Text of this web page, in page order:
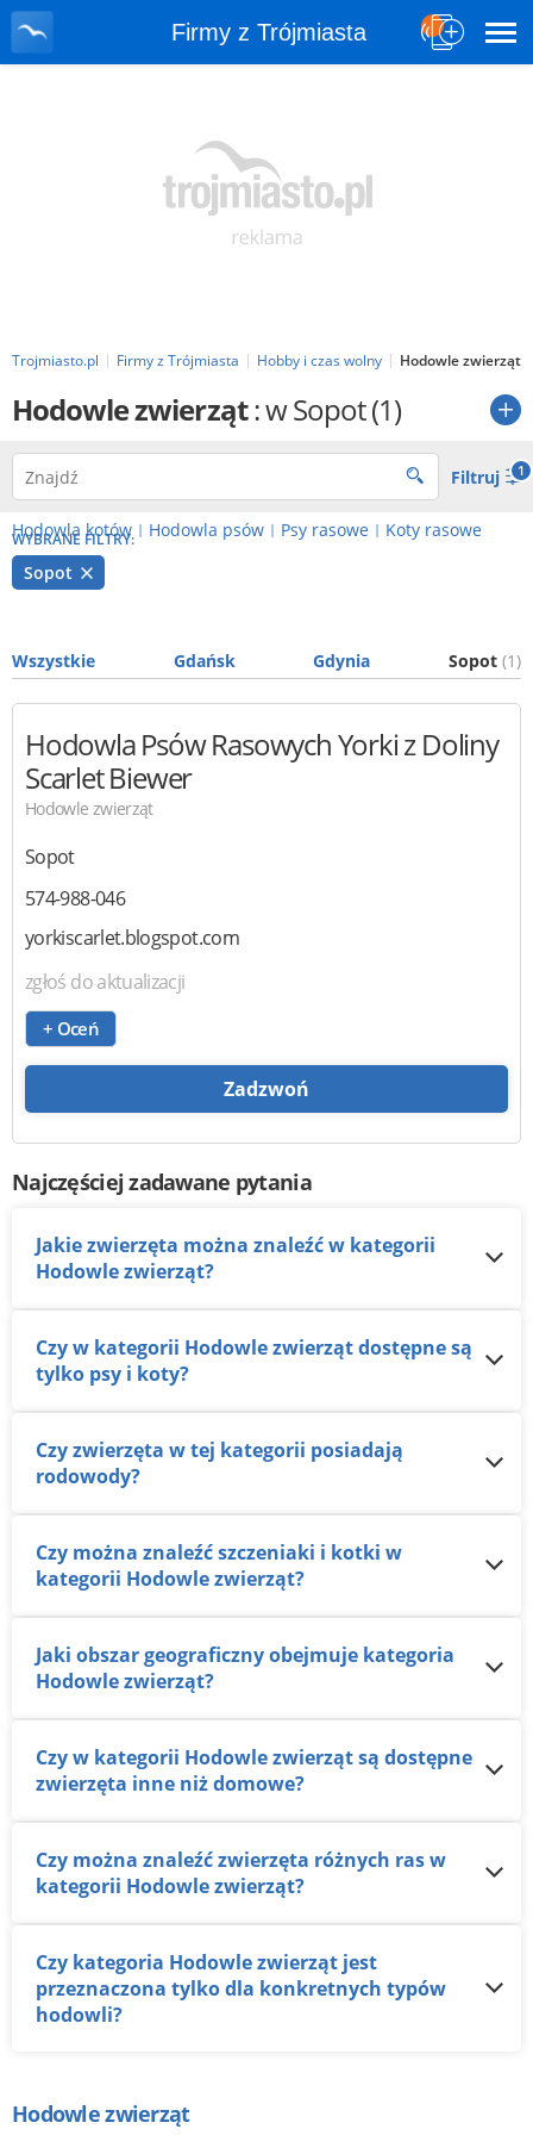
Firmy z Trójmiasta
Trojmiasto.pl Firmy z Trójmiasta Hobby i czas wolny Hodowle zwierząt
Hodowle zwierząt: w Sopot(1)
Filtruj 1
Hodowla kotów | Hodowla psów | Psy rasowe | Koty rasowe
WYBRANE FILTRY:
Sopot
Wszystkie Gdańsk Gdynia Sopot (1)
Hodowla Psów RasowychYorki z Doliny
Scarlet Biewer
Hodowle zwierząt
Sopot
574-988-046
yorkiscarlet.blogspot.com
zgłoś do aktualizacji
+ Oceń
Zadzwoń
Najczęściej zadawane pytania
Jakie zwierzęta można znaleźć w kategorii
Hodowle zwierząt?
Czy w kategorii Hodowle zwierząt dostępne są
tylko psy i koty?
Czy zwierzęta w tej kategorii posiadają
rodowody?
Czy można znaleźć szczeniaki i kotki w
kategorii Hodowle zwierząt?
Jaki obszar geograficzny obejmuje kategoria
Hodowle zwierząt?
Czy w kategorii Hodowle zwierząt są dostępne
zwierzęta inne niż domowe?
Czy można znaleźć zwierzęta różnych ras w
kategorii Hodowle zwierząt?
Czy kategoria Hodowle zwierząt jest
przeznaczona tylko dla konkretnych typów
hodowli?
Hodowle zwierząt